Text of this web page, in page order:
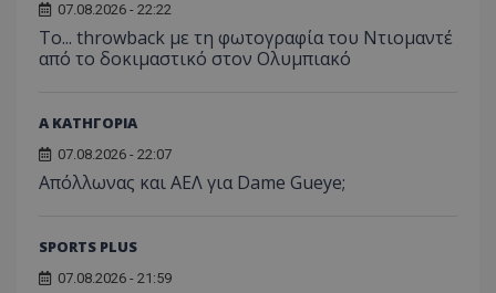
07.08.2026 - 22:22
Το... throwback με τη φωτογραφία του Ντιομαντέ
από το δοκιμαστικό στον Ολυμπιακό
Α ΚΑΤΗΓΟΡΙΑ
07.08.2026 - 22:07
Απόλλωνας και ΑΕΛ για Dame Gueye;
SPORTS PLUS
07.08.2026 - 21:59